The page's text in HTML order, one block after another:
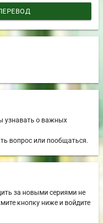
узнавать о важных
вопрос или пообщаться.
за новыми сериями не
кнопку ниже и войдите